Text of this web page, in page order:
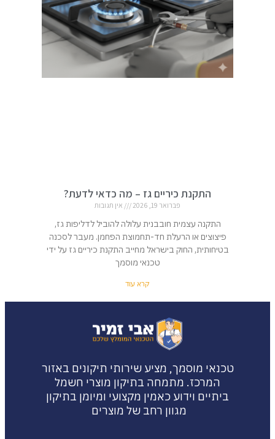
התקנת כיריים גז – מה כדאי לדעת?
פברואר 19, 2026 אין תגובות
התקנה עצמית חובבנית עלולה להוביל לדליפות גז,
פיצוצים או הרעלת חד-תחמוצת הפחמן. מעבר לסכנה
בטיחותית, החוק בישראל מחייב התקנת כיריים גז על ידי
טכנאי מוסמך
קרא עוד
טכנאי מוסמך, מציע שירותי תיקונים באזור
המרכז. מתמחה בתיקון מוצרי חשמל
ביתיים וידוע כאמין מקצועי ומיומן בתיקון
מגוון רחב של מוצרים